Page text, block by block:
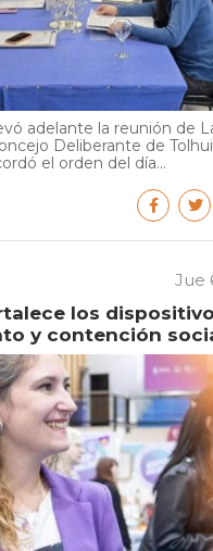
adelante la reunión de
Deliberante de
el orden del día...
Jue
los
y contención